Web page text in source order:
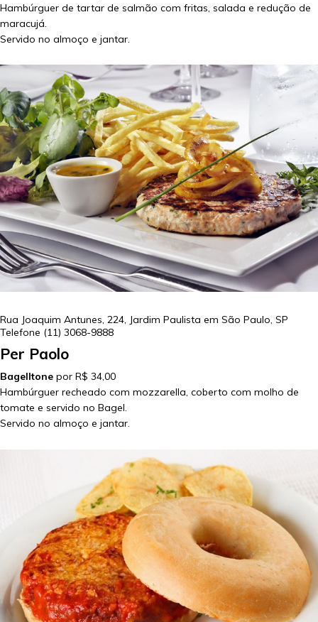
Hambúrguer de tartar de salmão com fritas, salada e redução de
maracujá.
Servido no almoço e jantar.
Rua Joaquim Antunes, 224, Jardim Paulista em São Paulo, SP
Telefone (11) 3068-9888
Per Paolo
Bagelltone por R$ 34,00
Hambúrguer recheado com mozzarella, coberto com molho de
tomate e servido no Bagel.
Servido no almoço e jantar.